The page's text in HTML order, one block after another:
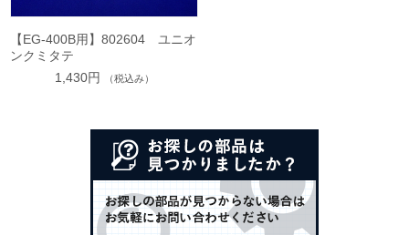
【EG-400B用】802604 ユニオ
ンクミタテ
1,430円
（税込み）